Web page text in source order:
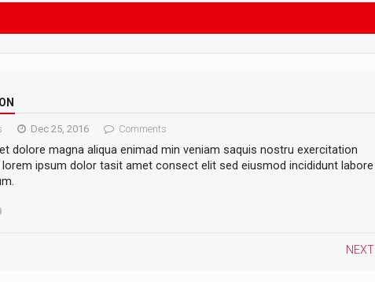
Dec 25, 2016 Comments
dolore magna aliqua enimad min veniam saquis nostru exercitation
ipsum dolor tasit amet consect elit sed eiusmod incididunt labore
NEXT